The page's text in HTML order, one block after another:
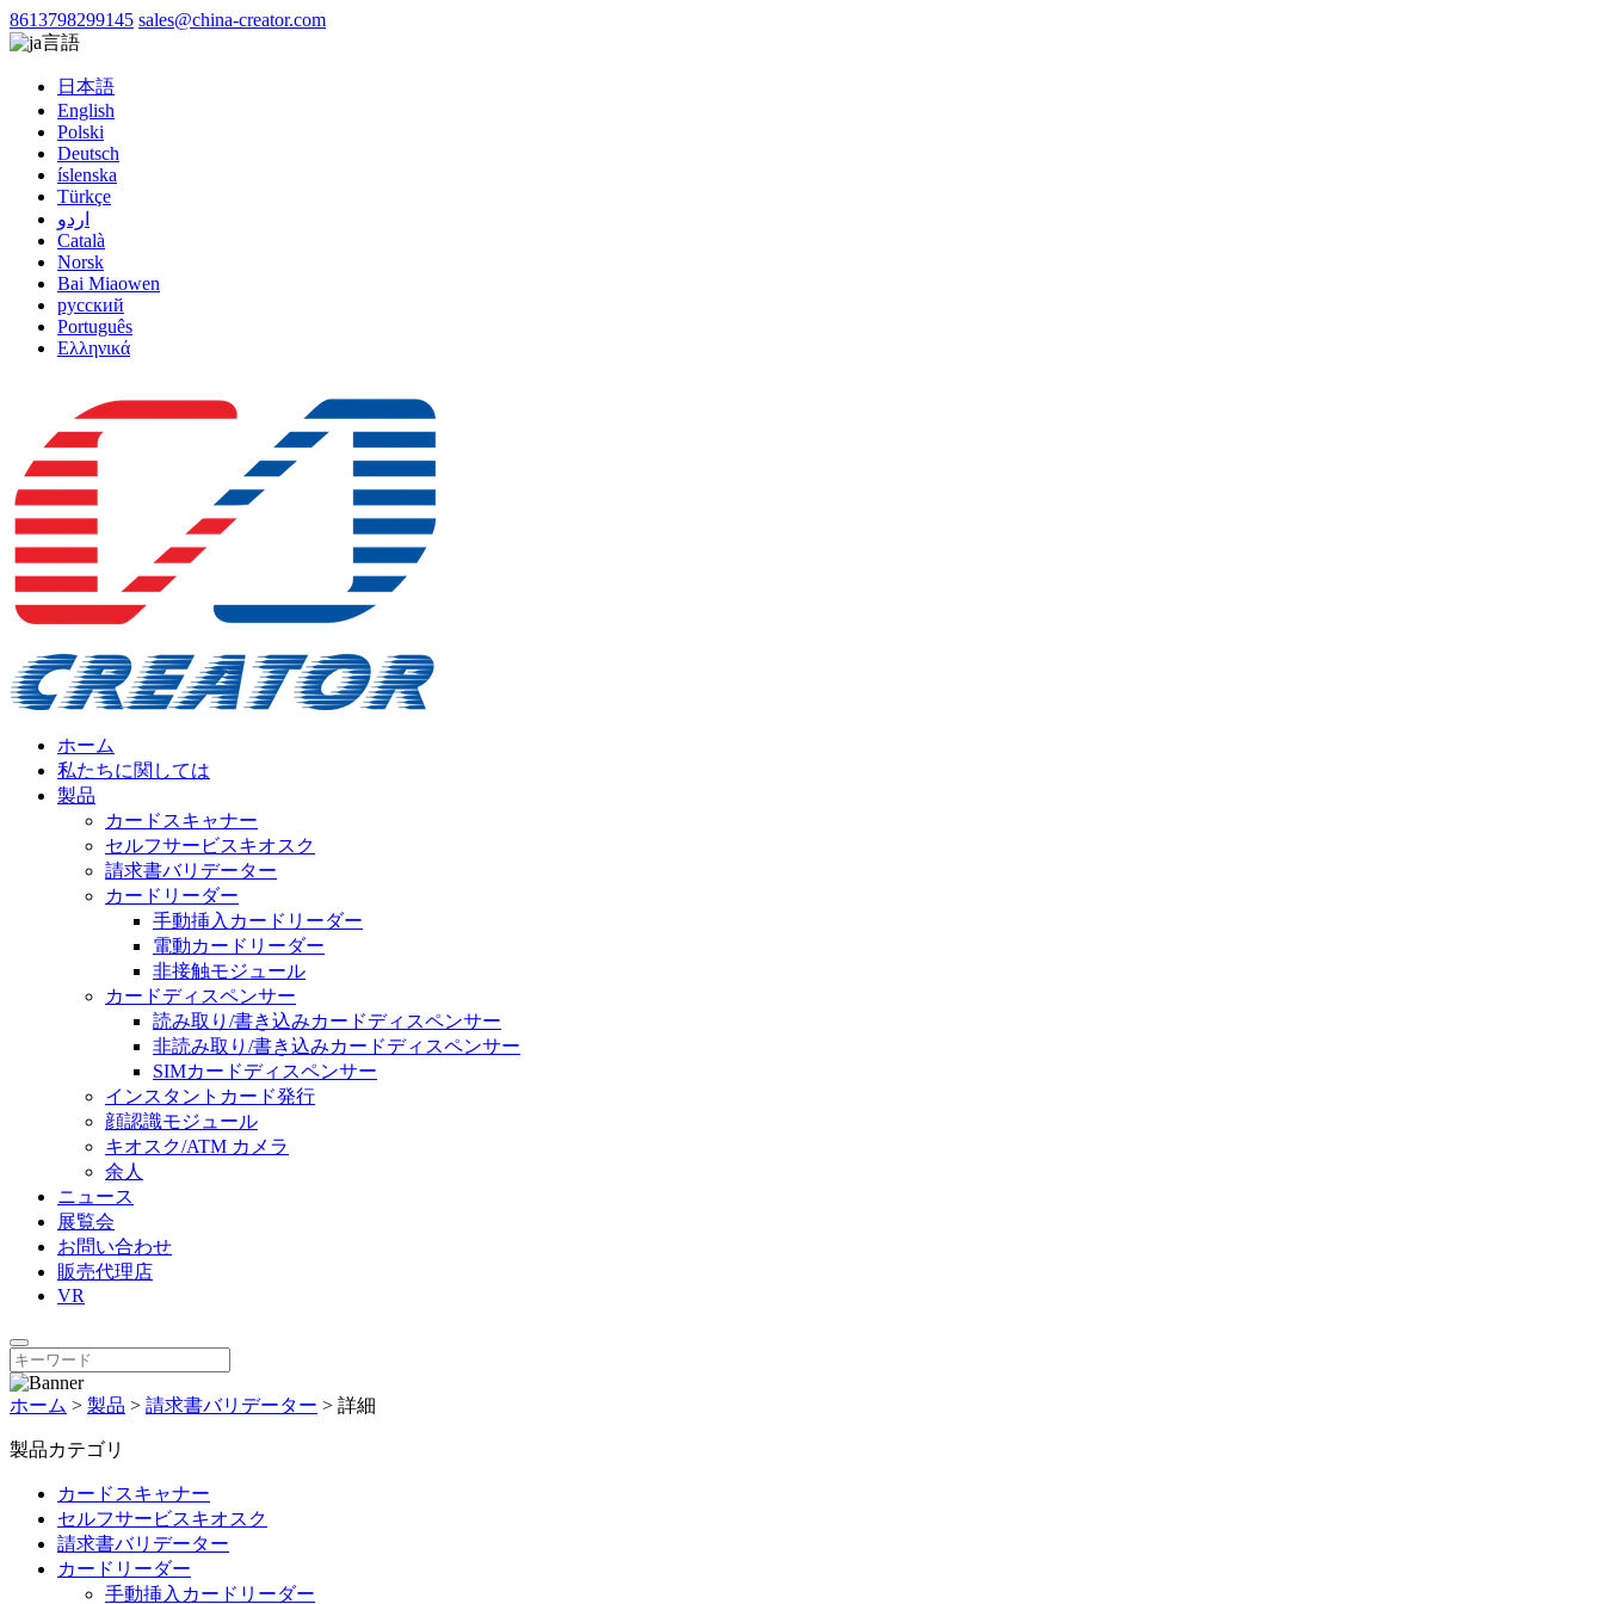
8613798299145 sales@china-creator.com
言語
日本語
English
Polski
Deutsch
íslenska
Türkçe
اردو
Català
Norsk
Bai Miaowen
русский
Português
Ελληνικά
ホーム
私たちに関しては
製品
カードスキャナー
セルフサービスキオスク
請求書バリデーター
カードリーダー
手動挿入カードリーダー
電動カードリーダー
非接触モジュール
カードディスペンサー
読み取り/書き込みカードディスペンサー
非読み取り/書き込みカードディスペンサー
SIMカードディスペンサー
インスタントカード発行
顔認識モジュール
キオスク/ATM カメラ
余人
ニュース
展覧会
お問い合わせ
販売代理店
VR
ホーム > 製品 > 請求書バリデーター > 詳細
製品カテゴリ
カードスキャナー
セルフサービスキオスク
請求書バリデーター
カードリーダー
手動挿入カードリーダー